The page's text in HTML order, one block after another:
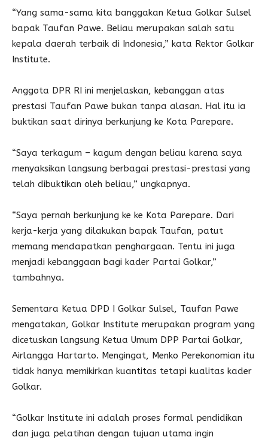
“Yang sama-sama kita banggakan Ketua Golkar Sulsel
bapak Taufan Pawe. Beliau merupakan salah satu
kepala daerah terbaik di Indonesia,” kata Rektor Golkar
Institute.
Anggota DPR RI ini menjelaskan, kebanggan atas
prestasi Taufan Pawe bukan tanpa alasan. Hal itu ia
buktikan saat dirinya berkunjung ke Kota Parepare.
“Saya terkagum – kagum dengan beliau karena saya
menyaksikan langsung berbagai prestasi-prestasi yang
telah dibuktikan oleh beliau,” ungkapnya.
“Saya pernah berkunjung ke ke Kota Parepare. Dari
kerja-kerja yang dilakukan bapak Taufan, patut
memang mendapatkan penghargaan. Tentu ini juga
menjadi kebanggaan bagi kader Partai Golkar,”
tambahnya.
Sementara Ketua DPD I Golkar Sulsel, Taufan Pawe
mengatakan, Golkar Institute merupakan program yang
dicetuskan langsung Ketua Umum DPP Partai Golkar,
Airlangga Hartarto. Mengingat, Menko Perekonomian itu
tidak hanya memikirkan kuantitas tetapi kualitas kader
Golkar.
“Golkar Institute ini adalah proses formal pendidikan
dan juga pelatihan dengan tujuan utama ingin